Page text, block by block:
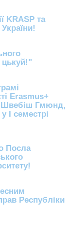
KRASP та
цькуй!"
Erasmus+
Швебіш Гмюнд,
І семестрі
Посла
Республіки